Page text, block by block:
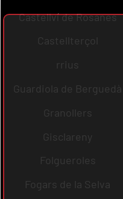
Castellví de Rosanes
Castellterçol
rrius
Guardiola de Berguedà
Granollers
Gisclareny
Folgueroles
Fogars de la Selva